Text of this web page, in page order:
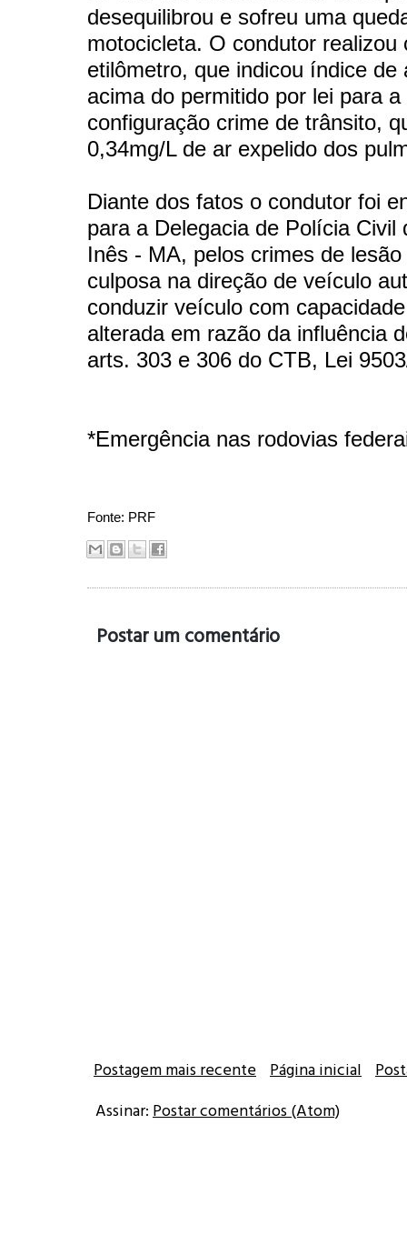
desequilibrou e sofreu uma
motocicleta. O condutor realizou
etilômetro, que indicou índice de
acima do permitido por lei para a
configuração crime de trânsito,
0,34mg/L de ar expelido dos
Diante dos fatos o condutor foi
para a Delegacia de Polícia Civil
Inês - MA, pelos crimes de
culposa na direção de veículo
conduzir veículo com
alterada em razão da influência
arts. 303 e 306 do CTB, Lei
*Emergência nas rodovias
Fonte: PRF
Postar um comentário
Postagem mais recente Página inicial
Assinar: Postar comentários (Atom)